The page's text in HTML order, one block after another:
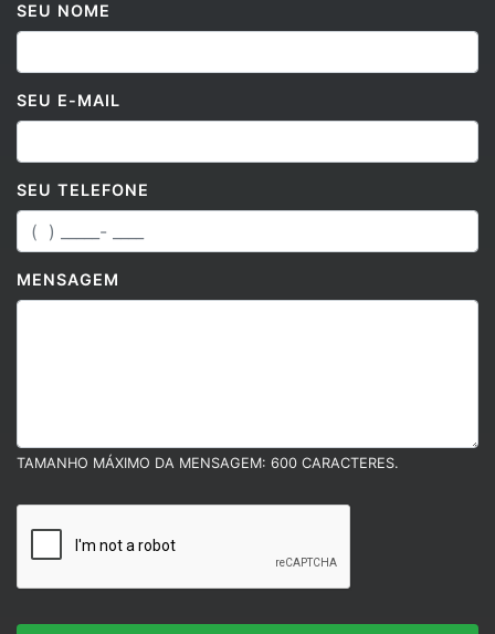
SEU NOME
SEU E-MAIL
SEU TELEFONE
MENSAGEM
TAMANHO MÁXIMO DA MENSAGEM: 600 CARACTERES.